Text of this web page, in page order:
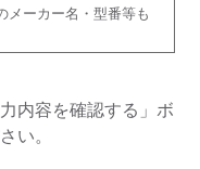
メーカー名・型番等も
内容を確認する」ボ
い。